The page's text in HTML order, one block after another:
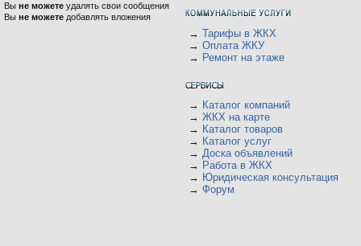
Вы не можете удалять свои сообщения
Вы не можете добавлять вложения
→ Тарифы в ЖКХ
→ Оплата ЖКУ
→ Ремонт на этаже
→ Каталог компаний
→ ЖКХ на карте
→ Каталог товаров
→ Каталог услуг
→ Доска объявлений
→ Работа в ЖКХ
→ Юридическая консультация
→ Форум